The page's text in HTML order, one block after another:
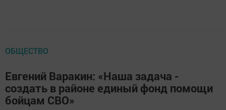
ОБЩЕСТВО
Евгений Варакин: «Наша задача -
создать в районе единый фонд помощи
бойцам СВО»